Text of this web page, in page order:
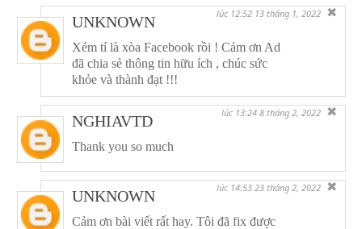
UNKNOWN lúc 12:52 13 tháng 1, 2022 ✖
Xém tí là xòa Facebook rồi ! Cảm ơn Ad
đã chia sẻ thông tin hữu ích , chúc sức
khỏe và thành đạt !!!
NGHIAVTD lúc 13:24 8 tháng 2, 2022 ✖
Thank you so much
UNKNOWN lúc 14:53 23 tháng 2, 2022 ✖
Cảm ơn bài viết rất hay. Tôi đã fix được